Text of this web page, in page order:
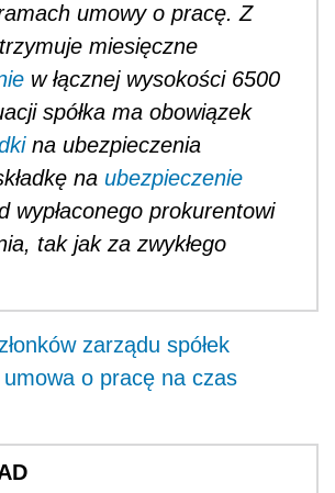
umowy o pracę. Z
miesięczne
w łącznej wysokości 6500
spółka ma obowiązek
na ubezpieczenia
na ubezpieczenie
wypłaconego prokurentowi
tak jak za zwykłego
zarządu spółek
umowa o pracę na czas